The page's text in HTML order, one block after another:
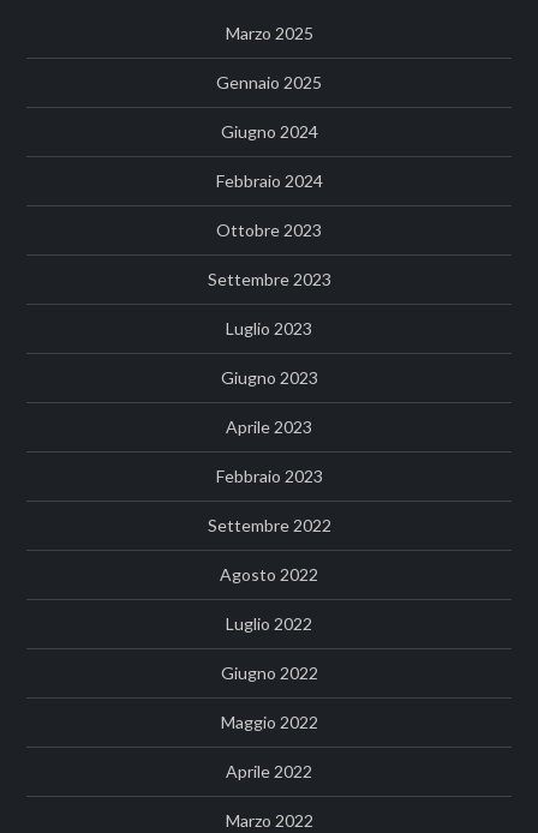
Marzo 2025
Gennaio 2025
Giugno 2024
Febbraio 2024
Ottobre 2023
Settembre 2023
Luglio 2023
Giugno 2023
Aprile 2023
Febbraio 2023
Settembre 2022
Agosto 2022
Luglio 2022
Giugno 2022
Maggio 2022
Aprile 2022
Marzo 2022